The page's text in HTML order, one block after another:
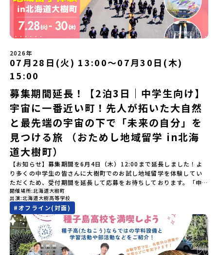
人さんからまなぶ！有田焼伝統の「絵付け」体験ワークショップ
（協力：clay studio）「みんなで楽しもう！BBQ」 -BBQづく
り -仲間や地元の高校生、町の大人たちと交流・対話＜２日目＞
（AM）「1日目の振り返り」「ワークショップ」 -ゲスト講師によ
（PM）「ランチ/お土産タイム」解散※天候の状況や参加人数によ
ってプログラムを変更する場合がございます。参加概要【開催場
所】佐賀県 有田町（ありたちょう）【実施日程】7月4日（土）〜7
月5日（日）※参加が確定した方には6月5日（金） 18:30～20:00に
「参加者向け事前オンライン研修」をご案内する予定です。必ず参
加をお願いします。【集合場所・時間】7月4日(土) 12：00 JR有田
駅※12：00までにJR有田駅に到着する便で手配ください。【解散場
所・時間】7月5日(日) 13：00頃 JR有田駅【対象】中学2年生、中
学3年生【宿泊先】ありこや（佐賀県西松浦郡有田町）※地域みらい
留学生が活用している宿泊施設（シェアハウス）です。※1室1名で
宿泊いただく予定です。 【旅行代金】無料※旅行代金に含まれる費
用のうち、以下の内容が無料となります：・宿泊費（1泊分）・プロ
グラム内のアクティビティ・体験費用・一部の食事代*以下の費用は
参加者のご負担となります・集合場所までの往復交通費・お土産代
や自由時間の個人飲食費などの個人的費用【募集人数】最大5名（お
申し込み多数の場合は抽選の上決定）【参加者決定】お申し込み多
数の場合は、締め切り後1週間を目途に当落結果をご連絡いたしま
す。【申し込み受付期間】5月7日(木)12：00 から 5月21日(木)
12：00まで疑問も不安もワクワクに変える！「おためし地域留学」
ステップアップ説明会プログラムの内容を詳しく知りたい方や、お
申し込みを迷われている方向けにZoomでのオンライン配信を行い
ます。知りたい情報のレベルに合わせて、以下の2つのステップをご
験」は、日本全国約200の高校と連携し、地域の枠を超えて学校生活
を送る「地域みらい留学」をプチ体験できるプログラムです。はじ
めてのひとり旅でも安心！現地でもスタッフがしっかりとサポート
いたします。今回のフィールドは「北海道平取町（びらとりちょ
う）」北海道の南に位置する平取町（びらとりちょう）。壮大な自
然と「アイヌ文化」が継承されている町として広く知られていま
す。町名の「平取（びらとり）」は、アイヌ語「ピラ・ウトゥル」
（崖の間を意味）という言葉から名付けられました。見上げるほど
大きな山々が連なる「幌尻岳（ぽろしりだけ）」の景色は絶景！日
本一の広さを誇る「すずらん」が咲く花畑や、和牛がのんびりと過
ごす放牧地。日本一の清流に選ばれたこともある、ヤマメやニジマ
スが泳ぐ「沙流川（さるがわ）」。他の地域では見ることのできな
い圧倒的スケールの自然を味わうことができます。さらに、源義経
（みなもとのよしつね）とも縁が深いとされている地域で、義経を
祀った神社や公園などが存在し、アイヌ民族と日本の歴史を交差す
る瞬間を肌で体感できる町です。北の大地で育まれた「アイヌ文
化」とは？「アイヌ」の文化は北海道を中心とした北部周辺で、先
住民族である「アイヌ民族」によって大切に育まれてきた文化で
す。日本語とは異なる響きを持つ「アイヌ語」や、自然界のあらゆ
る物に「魂」が宿ると考える「精神文化」、祭りや家庭での行事な
どに踊られる「古式舞踊」、独特の文様による刺繍（ししゅう）、
木彫り等の工芸など、ユニークな文化が存在します。アイヌ文化で
は、人間のまわりに存在する生き物や自然のチカラ、暮らしの道具
のうち、人間にとって大切な役割を持っているものを「カムイ」と
呼んでいます。いつも自分たちを見守ってくれているもの、例え
ば、身近な動植物や、暮らしに欠かせない火、水、風、そして雄大
な山や川などもすべて「カムイ」です。この文化と精神性をテーマ
2026年
07月28日(火) 13:00〜07月30日(木)
15:00
募集期間延長！【2泊3日｜中学生向け】
宇宙に一番近い町！先人が拓いた大自然
と最先端の宇宙の下で「未来の自分」を
見つける旅 （おためし地域留学 in北海
道大樹町）
【お知らせ】募集期間を6月4日（木）12:00まで延長しました！よ
り多くの中学生の皆さんに大樹町でのお試し地域留学を体験してい
ただくため、受付期間を延長して応募をお待ちしております。「申
し込みのタイミングを逃してしまった」という方も、この機会にぜ
ひ一歩踏み出してみませんか？※都合により締め切りを早める場合
がございます。お早目にご応募ください！-------------------------
-------------------＼返還不要・3年間最大72万／💡北海道の高校留
学に【毎月2万円】の給付型奨学金～夢に向かって一歩踏み出す、あ
なたの未来を応援！～ 詳細・条件はこちらから------------------
--------------------------ーーーーーーーーーーーーーーーーーー
開催場所 北海道大樹町
出演 北海道大樹高等学校
#オフライン(対面)